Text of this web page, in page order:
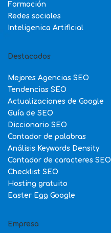
Formación
Redes sociales
Inteligenica Artificial
Destacados
Mejores Agencias SEO
Tendencias SEO
Actualizaciones de Google
Guía de SEO
Diccionario SEO
Contador de palabras
Análisis Keywords Density
Contador de caracteres SEO
Checklist SEO
Hosting gratuito
Easter Egg Google
Empresa